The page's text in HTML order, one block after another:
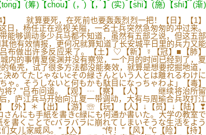
】(筹)【chou】(，)【，】(实)【shi】(施)【shi】(渐)
就算要死，在死前也要轰轰烈烈一把！【日】【1】
，杨任正在巡视关隘，一名士兵突然急匆匆的冲过来。
够调动多少兵马都不知道，虽然有五部之说，但这五部
他有效情报，更何况就算知道了长安城平日里的兵力又能
布做出许多反应来了。【土】♡【新】☿【冠】■【肺】
的事情夏侯渊并没有察觉，一个月的时间已经到了，夏
壳，试了很多方法都没能奏效，就算是想要挖掘地道，
めてたじゃないcその緑さんという人とは離れるわけに
。そうしないと何もかも駄目になっちゃわよ」【毒】
将？”吕布问道。【观】┄【察】【人】 继续将治所留
庐江兵马开始向江夏一带调动，大有与周瑜合兵攻打江
【外】＊【出】【游】☏【玩】【人】↓【员】↓【陆】❣
んにも手紙を書きc緑にも何通か書いた。大学の教室で
書くことでcバラバラに崩れてしまいそうな生活をよう
女儿家威风。”【入】 “传！”【风】℃【险】【持】